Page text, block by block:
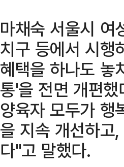
마채숙 서울시 여
치구 등에서 시행
혜택을 하나도 놓
통'을 전면 개편
양육자 모두가 행
을 지속 개선하고
다"고 말했다.